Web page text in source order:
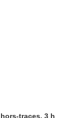
traces, 3 h